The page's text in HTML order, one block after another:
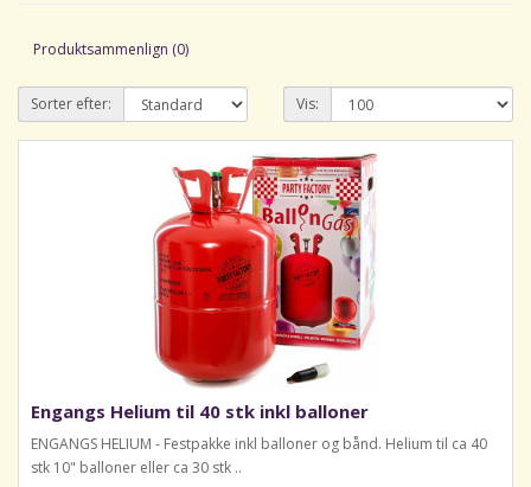
Produktsammenlign (0)
Sorter efter: Vis:
Engangs Helium til 40 stk inkl balloner
ENGANGS HELIUM - Festpakke inkl balloner og bånd. Helium til ca 40
stk 10" balloner eller ca 30 stk ..